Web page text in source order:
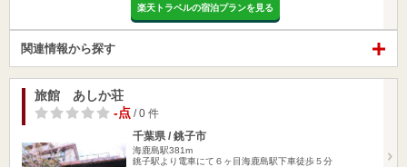
楽天トラベルの宿泊プランを見る
関連情報から探す
旅館 あしか荘
-点 / 0 件
千葉県 / 銚子市
海鹿島駅381m
銚子駅より電車にて６ヶ目海鹿島駅下車徒歩５分